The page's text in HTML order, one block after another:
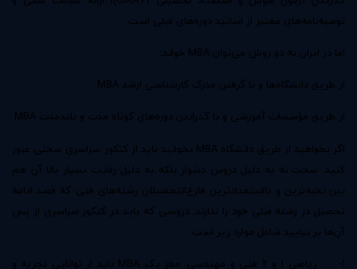
توصیه‌نامه‌های معتبر از اساتید دوره‌های قبلی است.
اما در ایران به دو روش می‌توان MBA خواند:
از طریق دانشگاه‌ها و با گرفتن مدرک کارشناسی ارشد MBA
از طریق مؤسسات آموزشی و با گذراندن دوره‌های کوتاه مدت و بلندمدت MBA
اگر بخواهید از طریق دانشگاه MBA بخوانید باید از کنکور سراسری سختی عبور
کنید. سخت نه به دلیل دروس دشوار بلکه به دلیل رقابت بسیار بالا آن هم
بین نخبه‌ترین و بااستعدادترین فارغ‌التحصیلان رشته‌های فنی که قصد ادامه
تحصیل در رشته قبلی خود را ندارند. دروسی که باید در کنکور سراسری از پس
آن‌ها بر بیایید شامل موارد زیر است:
۱- ریاضی ۱ و ۲ فنی و مهندسی: مغز یک MBA باید از توانایی تجزیه و